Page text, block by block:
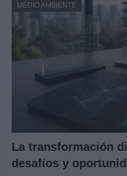
MEDIO AMBIENTE
La transformación
desafíos y